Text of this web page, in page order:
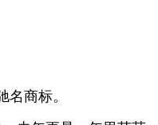
商标。